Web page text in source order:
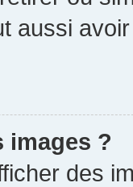
aussi
images ?
des